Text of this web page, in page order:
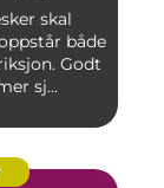
skal
både
Godt
sj...